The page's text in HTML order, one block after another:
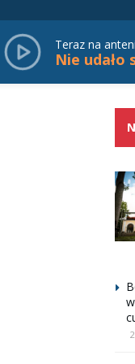
Teraz na